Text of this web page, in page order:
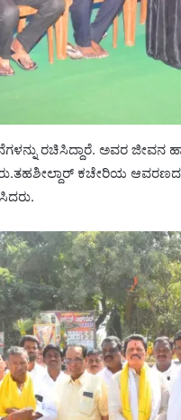
ರಚಿಸಿದ್ದಾರೆ. ಅವರ ಜೀವನ
ಕಚೇರಿಯ